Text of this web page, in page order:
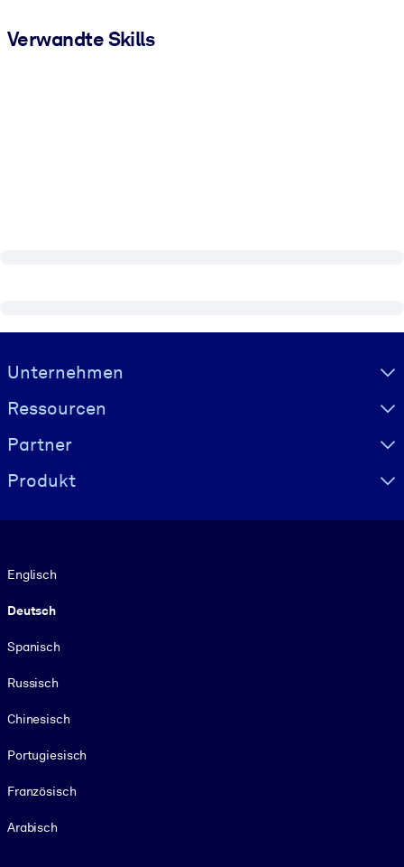
Verwandte Skills
Visually hidden Text
Unternehmen
Ressourcen
Partner
Produkt
Englisch
Deutsch
Spanisch
Russisch
Chinesisch
Portugiesisch
Französisch
Arabisch